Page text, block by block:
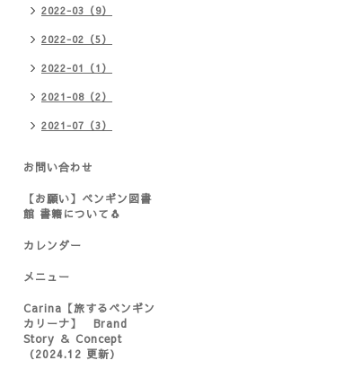
2022-03（9）
2022-02（5）
2022-01（1）
2021-08（2）
2021-07（3）
お問い合わせ
【お願い】ペンギン図書
館 書籍について🐧
カレンダー
メニュー
Carina【旅するペンギン
カリーナ】 Brand
Story ＆ Concept
（2024.12 更新）